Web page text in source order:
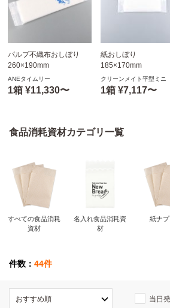
パルプ不織布おしぼり
260×190mm
平型 1,500本
ANEタイムリー
ANEタイムリー
1箱 ¥11,330〜
紙おしぼり
185×170mm
平型 1,500本
クリーンメイト平型ミ
クリーンメイト平型ミニ
1箱 ¥7,117〜
食品消耗資材カテゴリ一覧
すべての食品消耗
資材
名入れ食品消耗資
材
紙ナ
件数： 44件
当日